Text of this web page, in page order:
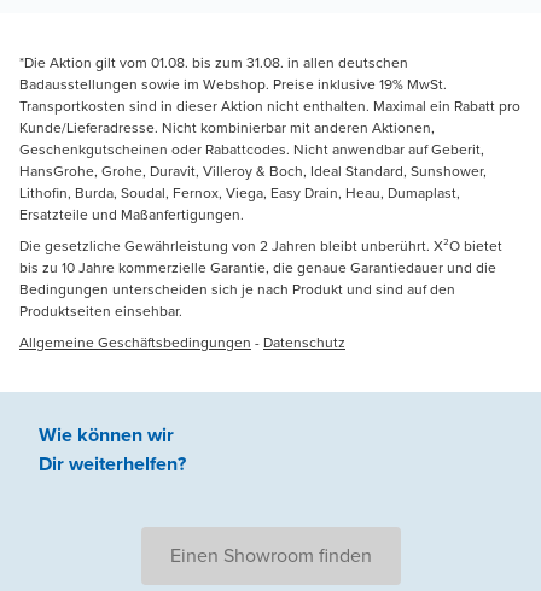
*Die Aktion gilt vom 01.08. bis zum 31.08. in allen deutschen
Badausstellungen sowie im Webshop. Preise inklusive 19% MwSt.
Transportkosten sind in dieser Aktion nicht enthalten. Maximal ein Rabatt pro
Kunde/Lieferadresse. Nicht kombinierbar mit anderen Aktionen,
Geschenkgutscheinen oder Rabattcodes. Nicht anwendbar auf Geberit,
HansGrohe, Grohe, Duravit, Villeroy & Boch, Ideal Standard, Sunshower,
Lithofin, Burda, Soudal, Fernox, Viega, Easy Drain, Heau, Dumaplast,
Ersatzteile und Maßanfertigungen.
Die gesetzliche Gewährleistung von 2 Jahren bleibt unberührt. X²O bietet
bis zu 10 Jahre kommerzielle Garantie, die genaue Garantiedauer und die
Bedingungen unterscheiden sich je nach Produkt und sind auf den
Produktseiten einsehbar.
Allgemeine Geschäftsbedingungen - Datenschutz
Wie können wir
Dir weiterhelfen?
Einen Showroom finden